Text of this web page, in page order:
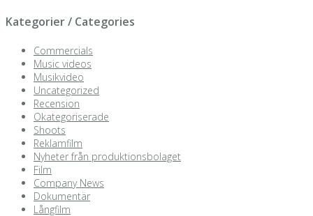
Kategorier / Categories
Commercials
Music videos
Musikvideo
Uncategorized
Recension
Okategoriserade
Shoots
Reklamfilm
Nyheter från produktionsbolaget
Film
Company News
Dokumentär
Långfilm